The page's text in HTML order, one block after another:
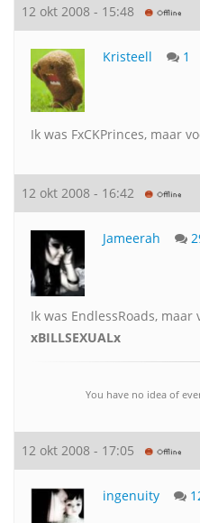
12 okt 2008 - 15:48
Kristeell 1
Ik was FxCKPrinces, maar
12 okt 2008 - 16:42
Jameerah
Ik was EndlessRoads,
xBILLSEXUALx
You have no idea of
12 okt 2008 - 17:05
ingenuity